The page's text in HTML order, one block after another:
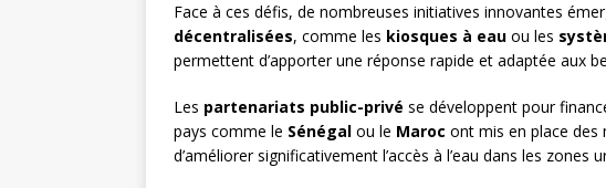
Face à ces défis, de nombreuses initiatives innovantes
décentralisées, comme les kiosques à eau ou les
permettent d’apporter une réponse rapide et adaptée aux
Les partenariats public-privé se développent pour
pays comme le Sénégal ou le Maroc ont mis en place des
d’améliorer significativement l’accès à l’eau dans les zones